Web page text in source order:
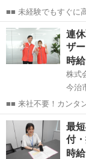
■■ 未経験でもすぐに
なので、すぐに高収
なんてキャリアアップも目指せます!!
録!! ■■...
愛媛 松山市
連
ザー
時
株式
今治
■■ 来社不要！カンタ
事紹介> で、来社な
電話で希望を伝える
あります♪ ご希...
愛媛 今治市
最
付
時